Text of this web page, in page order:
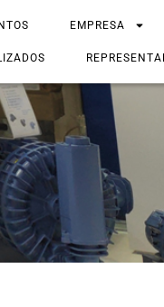
EMPRESA